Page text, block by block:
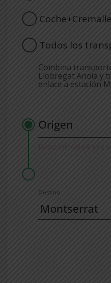
Todos los
Combina
Llobregat Anoia y
enlace a estación
Debe introducir una
Origen
Destino